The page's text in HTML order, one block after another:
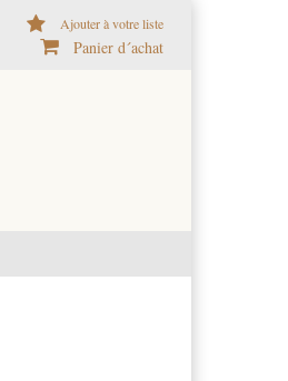
Ajouter à votre liste
Panier d´achat